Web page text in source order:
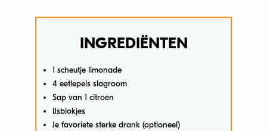
INGREDIËNTEN
1 scheutje limonade
4 eetlepels slagroom
Sap van 1 citroen
IJsblokjes
Je favoriete sterke drank (optioneel)